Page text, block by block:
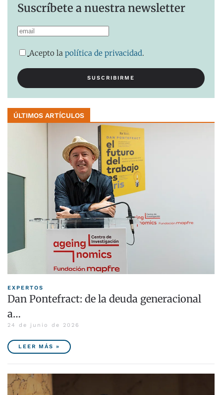
Suscríbete a nuestra newsletter
Acepto la política de privacidad.
ÚLTIMOS ARTÍCULOS
EXPERTOS
Dan Pontefract: de la deuda generacional
a…
24 de junio de 2026
LEER MÁS »